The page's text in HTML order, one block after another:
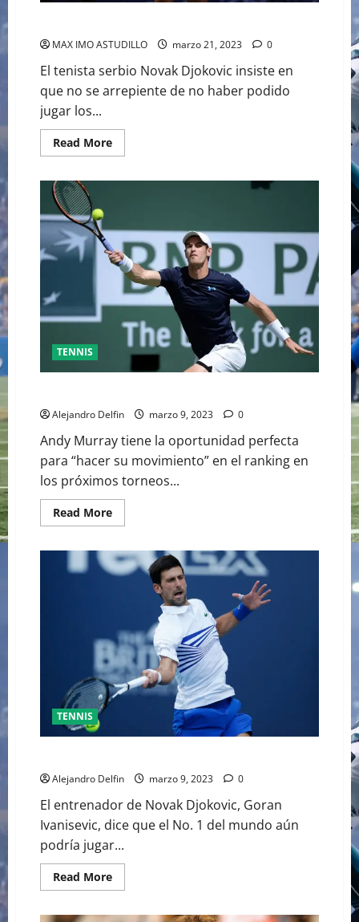
MAX IMO ASTUDILLO marzo 21, 2023 0
El tenista serbio Novak Djokovic insiste en
que no se arrepiente de no haber podido
jugar los...
Read MoreRead
more
TENNIS
Alejandro Delfin marzo 9, 2023 0
Andy Murray tiene la oportunidad perfecta
para “hacer su movimiento” en el ranking en
los próximos torneos...
Read MoreRead
more
CON
OPORTUNIDAD
EN
TENNIS
Alejandro Delfin marzo 9, 2023 0
El entrenador de Novak Djokovic, Goran
Ivanisevic, dice que el No. 1 del mundo aún
podría jugar...
Read MoreRead
more